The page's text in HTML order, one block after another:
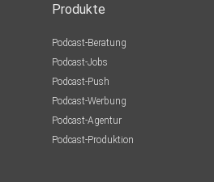
Produkte
Podcast-Beratung
Podcast-Jobs
Podcast-Push
Podcast-Werbung
Podcast-Agentur
Podcast-Produktion